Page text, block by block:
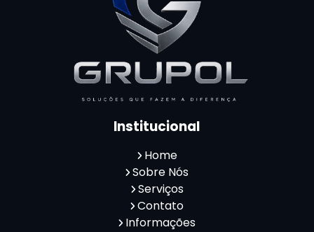
Portaria Remota para Condomínios
Reconhecimento Facial em Condomínios
Reconhecimento Facial para Condomínios
Reconhecimento Facial para Portaria
Reconhecimento Facial Portaria
Serviço de Limpeza Terceirizado
Serviço de Portaria e Limpeza
Serviço de Portaria Terceirizado
Terceirização de Facilities
Terceirização de PortariaInstitucional
Home
Sobre Nós
Serviços
Contato
Informações